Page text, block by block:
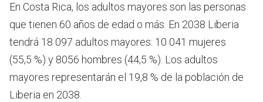
En Costa Rica, los adultos mayores son las personas
que tienen 60 años de edad o más. En 2038 Liberia
tendrá 18 097 adultos mayores: 10 041 mujeres
(55,5 %) y 8056 hombres (44,5 %). Los adultos
mayores representarán el 19,8 % de la población de
Liberia en 2038.